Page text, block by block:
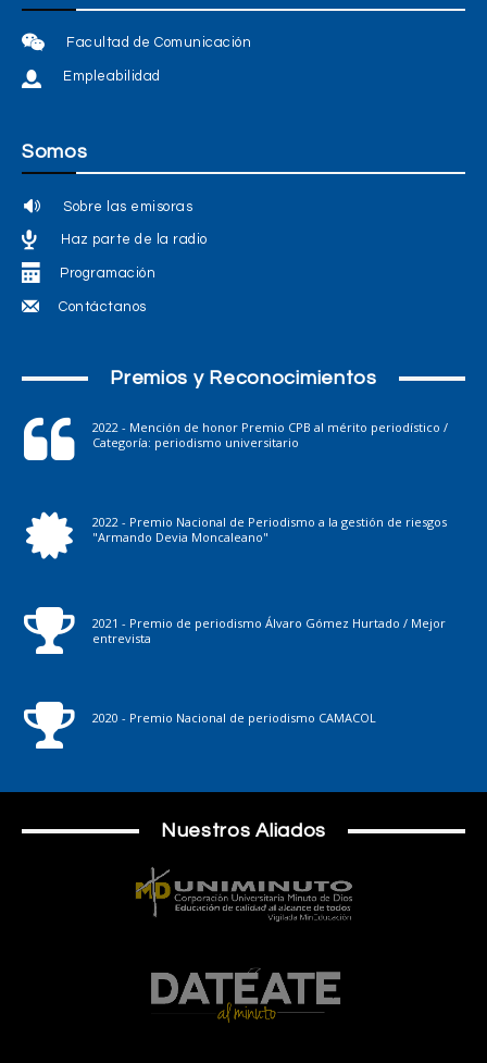
Facultad de Comunicación
Empleabilidad
Somos
Sobre las emisoras
Haz parte de la radio
Programación
Contáctanos
Premios y Reconocimientos
2022 - Mención de honor Premio CPB al mérito periodístico /
Categoría: periodismo universitario
2022 - Premio Nacional de Periodismo a la gestión de riesgos
"Armando Devia Moncaleano"
2021 - Premio de periodismo Álvaro Gómez Hurtado / Mejor
entrevista
2020 - Premio Nacional de periodismo CAMACOL
Nuestros Aliados